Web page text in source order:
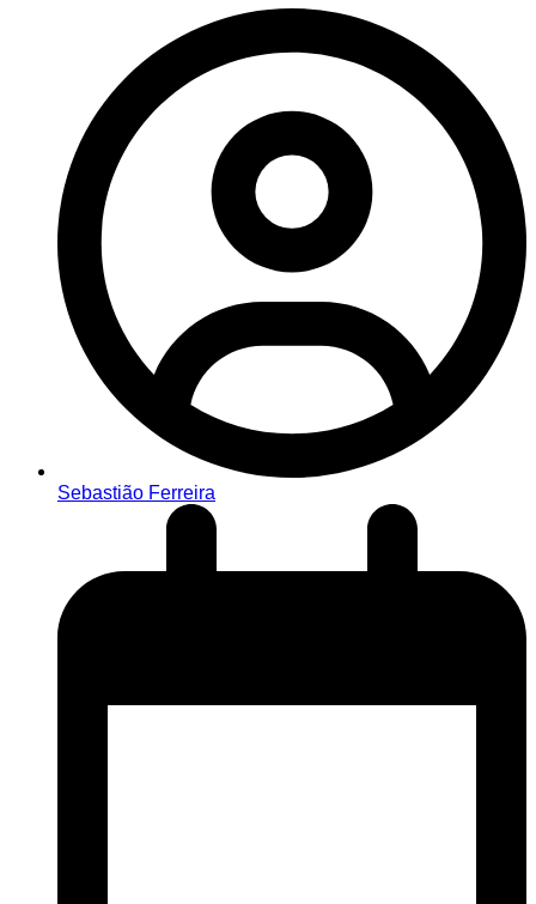
Sebastião Ferreira